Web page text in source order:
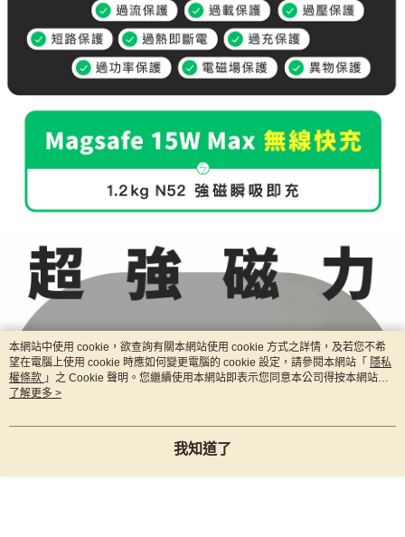
本網站中使用 cookie，欲查詢有關本網站使用 cookie 方式之詳情，及若您不希
望在電腦上使用 cookie 時應如何變更電腦的 cookie 設定，請參閱本網站「 隱私
權條款 」之 Cookie 聲明。您繼續使用本網站即表示您同意本公司得按本網站使
用條款之 Cookie 聲明使用 cookie。
了解更多 >
我知道了